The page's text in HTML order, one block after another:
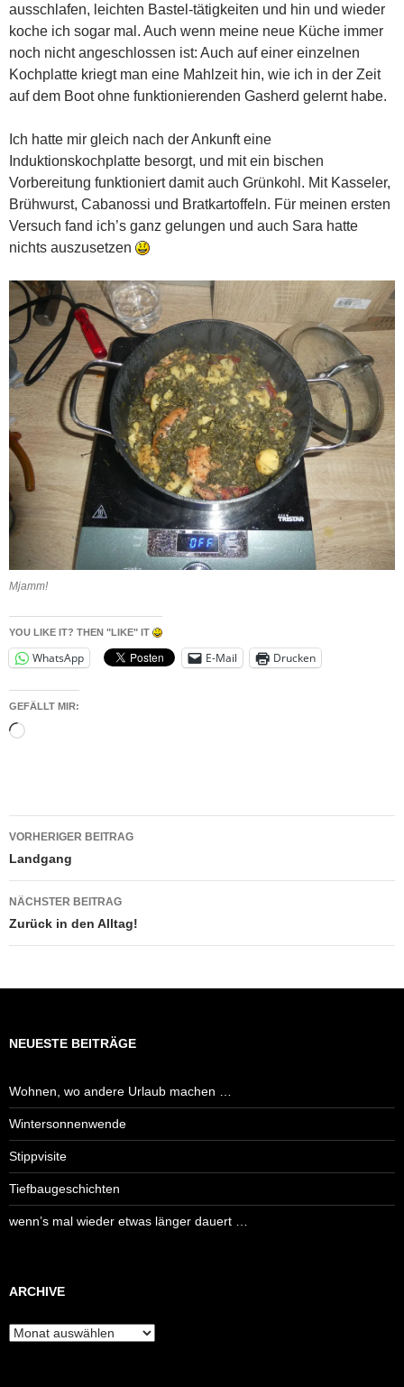
ausschlafen, leichten Bastel-tätigkeiten und hin und wieder
koche ich sogar mal. Auch wenn meine neue Küche immer
noch nicht angeschlossen ist: Auch auf einer einzelnen
Kochplatte kriegt man eine Mahlzeit hin, wie ich in der Zeit
auf dem Boot ohne funktionierenden Gasherd gelernt habe.
Ich hatte mir gleich nach der Ankunft eine
Induktionskochplatte besorgt, und mit ein bischen
Vorbereitung funktioniert damit auch Grünkohl. Mit Kasseler,
Brühwurst, Cabanossi und Bratkartoffeln. Für meinen ersten
Versuch fand ich’s ganz gelungen und auch Sara hatte
nichts auszusetzen
Mjamm!
YOU LIKE IT? THEN "LIKE" IT
WhatsApp E-Mail Drucken
GEFÄLLT MIR:
Wird
Beitragsnavigation
VORHERIGER BEITRAG
Landgang
NÄCHSTER BEITRAG
Zurück in den Alltag!
NEUESTE BEITRÄGE
Wohnen, wo andere Urlaub machen …
Wintersonnenwende
Stippvisite
Tiefbaugeschichten
wenn’s mal wieder etwas länger dauert …
ARCHIVE
Archive